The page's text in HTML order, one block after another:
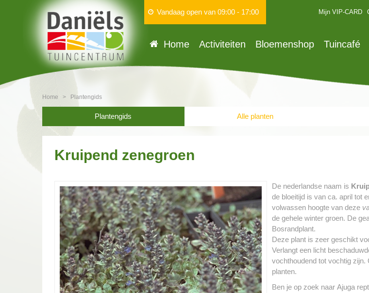
Home > Plantengids
Vandaag open van 09:00 - 17:00 Mijn VIP-CARD
Home Activiteiten Bloemenshop Tuincafé
Plantengids Alle planten
Kruipend zenegroen
De nederlandse naam is
de bloeitijd is van ca. april tot
volwassen hoogte van deze
de gehele winter groen. De
Bosrandplant.
Deze plant is zeer geschikt
Verlangt een licht
vochthoudend tot vochtig
planten.
Ben je op zoek naar Ajuga